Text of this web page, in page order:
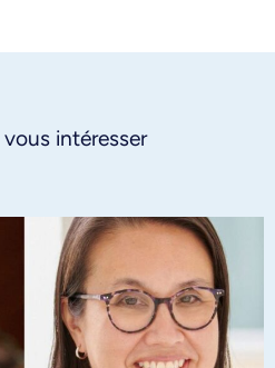
intéresser